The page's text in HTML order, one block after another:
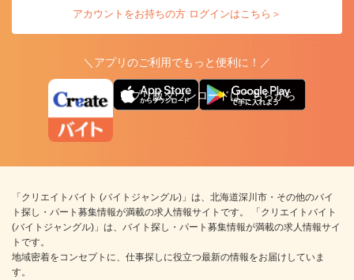
アカウントをお持ちの方 ログインはこちら＞
＼アプリのご利用でもっと便利に！／
アプリ版ダウンロードはこちらから
「クリエイトバイト (バイトジャングル)」は、北海道深川市・その他のバイ
ト探し・パート募集情報が満載の求人情報サイトです。 「クリエイトバイト
(バイトジャングル)」は、バイト探し・パート募集情報が満載の求人情報サイ
トです。
地域密着をコンセプトに、仕事探しに役立つ最新の情報をお届けしていま
す。